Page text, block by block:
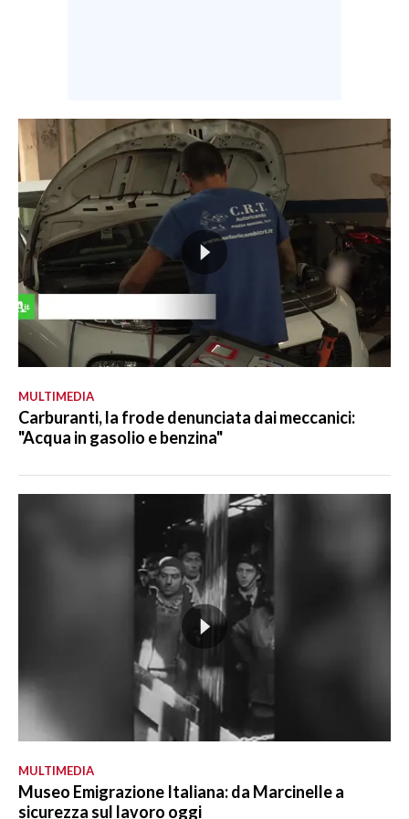
MULTIMEDIA
Carburanti, la frode denunciata dai meccanici:
"Acqua in gasolio e benzina"
MULTIMEDIA
Museo Emigrazione Italiana: da Marcinelle a
sicurezza sul lavoro oggi